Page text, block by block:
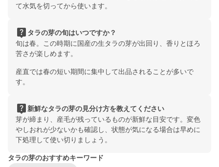
て水気を切ってから使います。
live_help タラの芽の旬はいつですか？
旬は春。この時期に国産の生タラの芽が出回り、香りとほろ
苦さが楽しめます。
産直では春の短い期間に集中して出品されることが多いで
す。
live_help 新鮮なタラの芽の見分け方を教えてください
芽が締まり、産毛が残っているものが新鮮な目安です。変色
やしおれが少ないかも確認し、状態が気になる場合は早めに
下処理して使い切りましょう。
タラの芽のおすすめキーワード